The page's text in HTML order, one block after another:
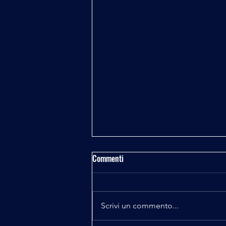
Commenti
Scrivi un commento...